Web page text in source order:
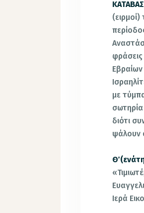
με
διότι
ψάλουν
Θ΄
Ιερά